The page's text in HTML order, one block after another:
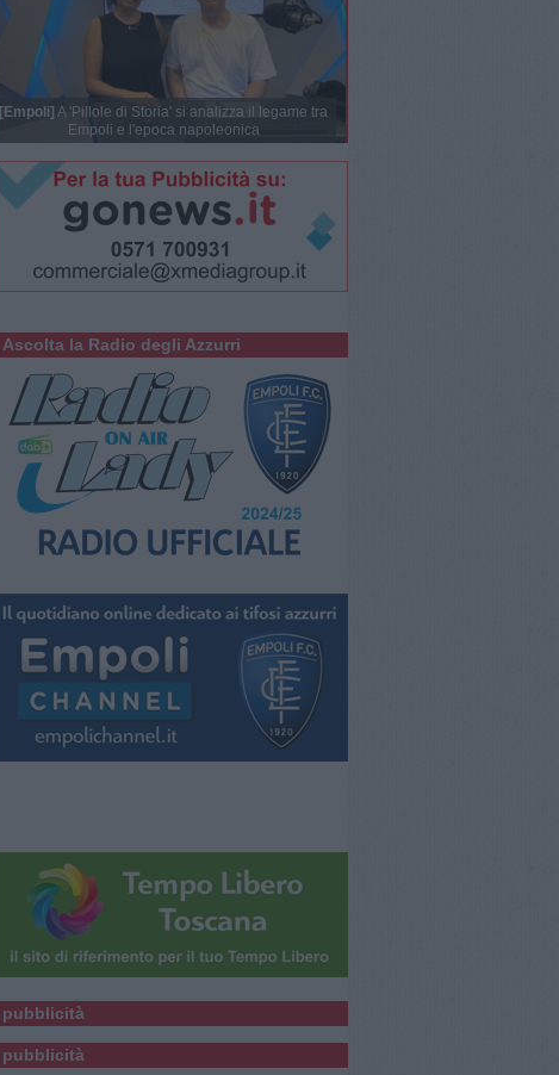
[Empoli] A 'Pillole di Storia' si analizza il legame tra
Empoli e l'epoca napoleonica
Ascolta la Radio degli Azzurri
pubblicità
pubblicità